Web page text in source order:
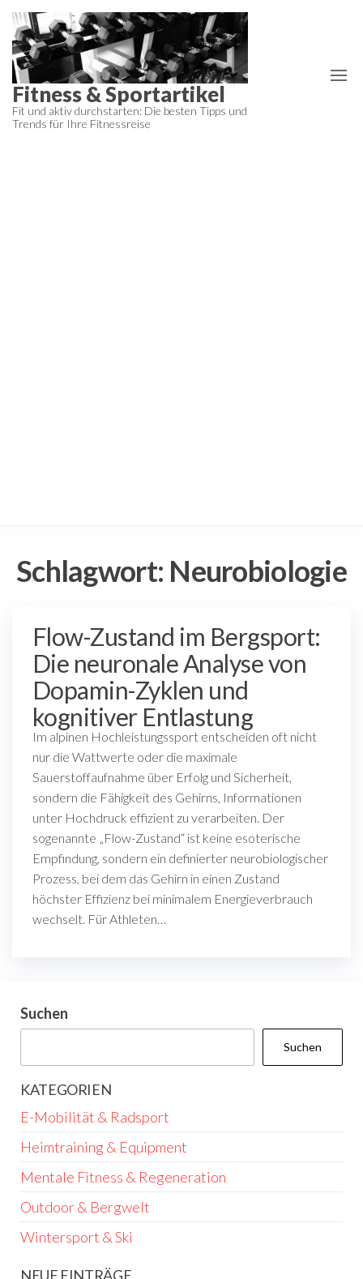
Zum
Inhalt
springen
Fitness & Sportartikel
Fit und aktiv durchstarten: Die besten Tipps und
Trends für Ihre Fitnessreise
Schlagwort: Neurobiologie
Flow-Zustand im Bergsport:
Die neuronale Analyse von
Dopamin-Zyklen und
kognitiver Entlastung
Im alpinen Hochleistungssport entscheiden oft nicht
nur die Wattwerte oder die maximale
Sauerstoffaufnahme über Erfolg und Sicherheit,
sondern die Fähigkeit des Gehirns, Informationen
unter Hochdruck effizient zu verarbeiten. Der
sogenannte „Flow-Zustand“ ist keine esoterische
Empfindung, sondern ein definierter neurobiologischer
Prozess, bei dem das Gehirn in einen Zustand
höchster Effizienz bei minimalem Energieverbrauch
wechselt. Für Athleten…
Suchen
Suchen
KATEGORIEN
E-Mobilität & Radsport
Heimtraining & Equipment
Mentale Fitness & Regeneration
Outdoor & Bergwelt
Wintersport & Ski
NEUE EINTRÄGE